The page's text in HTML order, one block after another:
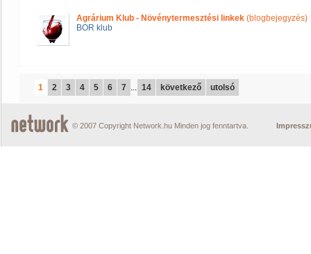
Agrárium Klub - Növénytermesztési linkek (blogbejegyzés)
BOR klub
1 2 3 4 5 6 7 ... 14 következő utolsó
© 2007 Copyright Network.hu Minden jog fenntartva.